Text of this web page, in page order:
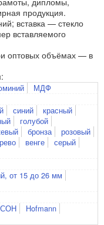
продукция.
вставка — стекло
вставляемого
оптовых объёмах — в
МДФ
синий
красный
голубой
бронза
розовый
венге
серый
от 15 до 26 мм
Hofmann